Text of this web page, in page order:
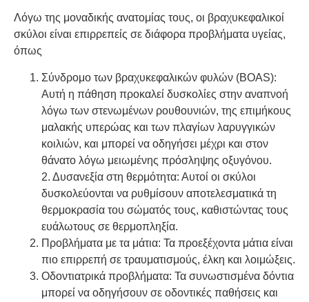
Λόγω της μοναδικής ανατομίας τους, οι βραχυκεφαλικοί
σκύλοι είναι επιρρεπείς σε διάφορα προβλήματα υγείας,
όπως
Σύνδρομο των βραχυκεφαλικών φυλών (BOAS):
Αυτή η πάθηση προκαλεί δυσκολίες στην αναπνοή
λόγω των στενωμένων ρουθουνιών, της επιμήκους
μαλακής υπερώας και των πλαγίων λαρυγγικών
κοιλιών, και μπορεί να οδηγήσει μέχρι και στον
θάνατο λόγω μειωμένης πρόσληψης οξυγόνου.
2. Δυσανεξία στη θερμότητα: Αυτοί οι σκύλοι
δυσκολεύονται να ρυθμίσουν αποτελεσματικά τη
θερμοκρασία του σώματός τους, καθιστώντας τους
ευάλωτους σε θερμοπληξία.
Προβλήματα με τα μάτια: Τα προεξέχοντα μάτια είναι
πιο επιρρεπή σε τραυματισμούς, έλκη και λοιμώξεις.
Οδοντιατρικά προβλήματα: Τα συνωστισμένα δόντια
μπορεί να οδηγήσουν σε οδοντικές παθήσεις και